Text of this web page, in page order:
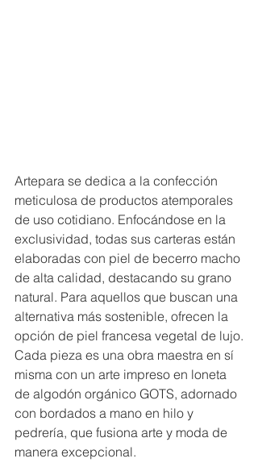
Artepara se dedica a la confección
meticulosa de productos atemporales
de uso cotidiano. Enfocándose en la
exclusividad, todas sus carteras están
elaboradas con piel de becerro macho
de alta calidad, destacando su grano
natural. Para aquellos que buscan una
alternativa más sostenible, ofrecen la
opción de piel francesa vegetal de lujo.
Cada pieza es una obra maestra en sí
misma con un arte impreso en loneta
de algodón orgánico GOTS, adornado
con bordados a mano en hilo y
pedrería, que fusiona arte y moda de
manera excepcional.